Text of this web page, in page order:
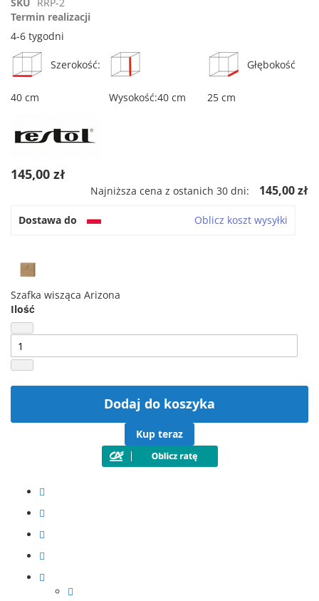
Termin realizacji
4-6 tygodni
Szerokość:
40 cm Wysokość:40 cm
Głębokość
25 cm
145,00 zł
Najniższa cena z ostanich 30 dni: 145,00 zł
Dostawa do Oblicz koszt wysyłki
Szafka wisząca Arizona
Ilość
Dodaj do koszyka
Kup teraz